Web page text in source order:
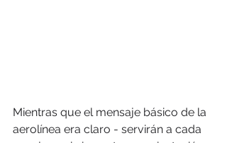
Mientras que el mensaje básico de la
aerolínea era claro - servirán a cada